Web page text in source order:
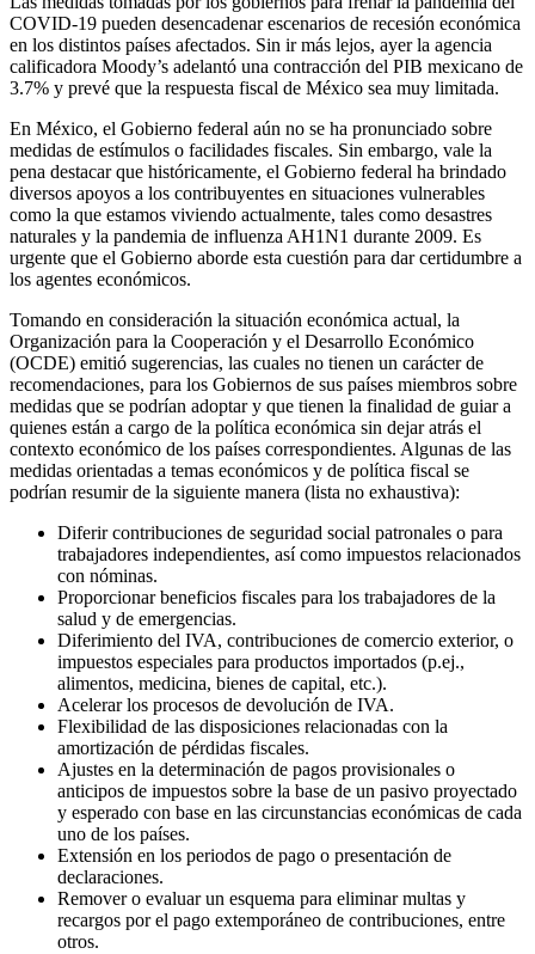
COVID-19 pueden desencadenar escenarios de recesión económica
en los distintos países afectados. Sin ir más lejos, ayer la agencia
calificadora Moody’s adelantó una contracción del PIB mexicano de
3.7% y prevé que la respuesta fiscal de México sea muy limitada.
En México, el Gobierno federal aún no se ha pronunciado sobre
medidas de estímulos o facilidades fiscales. Sin embargo, vale la
pena destacar que históricamente, el Gobierno federal ha brindado
diversos apoyos a los contribuyentes en situaciones vulnerables
como la que estamos viviendo actualmente, tales como desastres
naturales y la pandemia de influenza AH1N1 durante 2009. Es
urgente que el Gobierno aborde esta cuestión para dar certidumbre a
los agentes económicos.
Tomando en consideración la situación económica actual, la
Organización para la Cooperación y el Desarrollo Económico
(OCDE) emitió sugerencias, las cuales no tienen un carácter de
recomendaciones, para los Gobiernos de sus países miembros sobre
medidas que se podrían adoptar y que tienen la finalidad de guiar a
quienes están a cargo de la política económica sin dejar atrás el
contexto económico de los países correspondientes. Algunas de las
medidas orientadas a temas económicos y de política fiscal se
podrían resumir de la siguiente manera (lista no exhaustiva):
Diferir contribuciones de seguridad social patronales o para
trabajadores independientes, así como impuestos relacionados
con nóminas.
Proporcionar beneficios fiscales para los trabajadores de la
salud y de emergencias.
Diferimiento del IVA, contribuciones de comercio exterior, o
impuestos especiales para productos importados (p.ej.,
alimentos, medicina, bienes de capital, etc.).
Acelerar los procesos de devolución de IVA.
Flexibilidad de las disposiciones relacionadas con la
amortización de pérdidas fiscales.
Ajustes en la determinación de pagos provisionales o
anticipos de impuestos sobre la base de un pasivo proyectado
y esperado con base en las circunstancias económicas de cada
uno de los países.
Extensión en los periodos de pago o presentación de
declaraciones.
Remover o evaluar un esquema para eliminar multas y
recargos por el pago extemporáneo de contribuciones, entre
otros.